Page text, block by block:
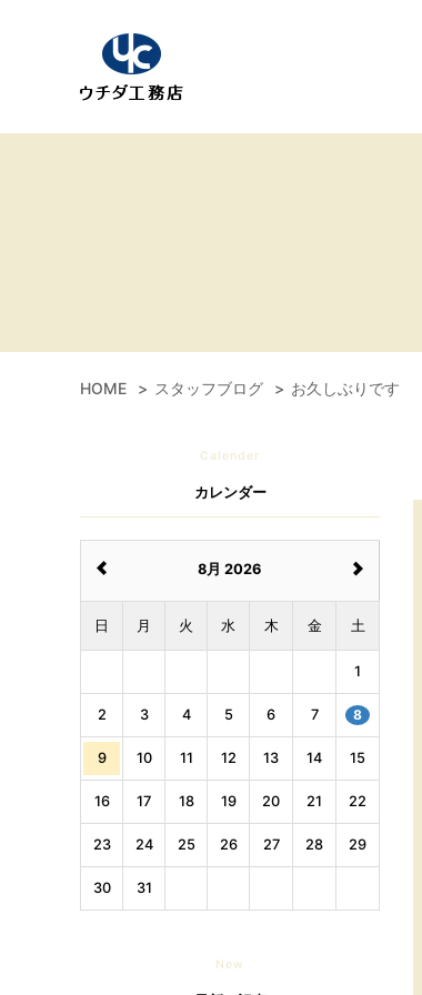
HOME スタッフブログ お久しぶりです
Calender
カレンダー
8月 2026
日 月 火 水 木 金 土
1
2 3 4 5 6 7 8
9 10 11 12 13 14 15
16 17 18 19 20 21 22
23 24 25 26 27 28 29
30 31
New